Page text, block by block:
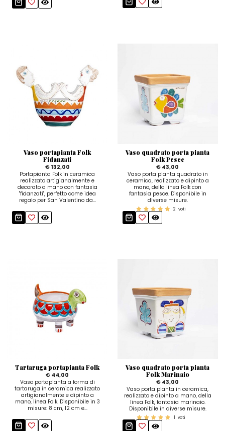
Vaso portapianta Folk
Fidanzati
€ 132,00
Portapianta Folk in ceramica
realizzato artigianalmente e
decorato a mano con fantasia
"fidanzati", perfetto come idea
regalo per San Valentino da...
Vaso quadrato porta pianta
Folk Pesce
€ 43,00
Vaso porta pianta quadrato in
ceramica, realizzato e dipinto a
mano, della linea Folk con
fantasia pesce. Disponibile in
diverse misure.
2 voti
Tartaruga portapianta Folk
€ 44,00
Vaso portapianta a forma di
tartaruga in ceramica realizzato
artigianalmente e dipinto a
mano, linea Folk. Disponibile in 3
misure: 8 cm, 12 cm e...
Vaso quadrato porta pianta
Folk Marinaio
€ 43,00
Vaso porta pianta in ceramica,
realizzato e dipinto a mano, della
linea Folk, fantasia marinaio.
Disponibile in diverse misure.
1 voti